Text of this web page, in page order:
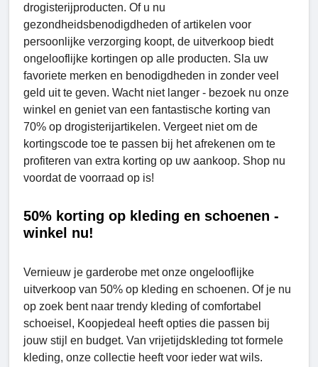
drogisterijproducten. Of u nu
gezondheidsbenodigdheden of artikelen voor
persoonlijke verzorging koopt, de uitverkoop biedt
ongelooflijke kortingen op alle producten. Sla uw
favoriete merken en benodigdheden in zonder veel
geld uit te geven. Wacht niet langer - bezoek nu onze
winkel en geniet van een fantastische korting van
70% op drogisterijartikelen. Vergeet niet om de
kortingscode toe te passen bij het afrekenen om te
profiteren van extra korting op uw aankoop. Shop nu
voordat de voorraad op is!
50% korting op kleding en schoenen -
winkel nu!
Vernieuw je garderobe met onze ongelooflijke
uitverkoop van 50% op kleding en schoenen. Of je nu
op zoek bent naar trendy kleding of comfortabel
schoeisel, Koopjedeal heeft opties die passen bij
jouw stijl en budget. Van vrijetijdskleding tot formele
kleding, onze collectie heeft voor ieder wat wils.